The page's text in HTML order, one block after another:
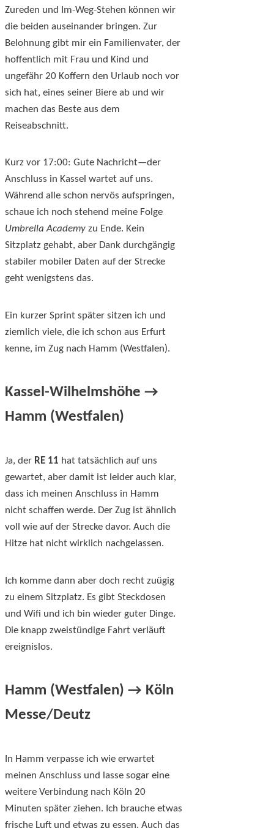
Zureden und Im-Weg-Stehen können wir
die beiden auseinander bringen. Zur
Belohnung gibt mir ein Familienvater, der
hoffentlich mit Frau und Kind und
ungefähr 20 Koffern den Urlaub noch vor
sich hat, eines seiner Biere ab und wir
machen das Beste aus dem
Reiseabschnitt.
Kurz vor 17:00: Gute Nachricht—der
Anschluss in Kassel wartet auf uns.
Während alle schon nervös aufspringen,
schaue ich noch stehend meine Folge
Umbrella Academy zu Ende. Kein
Sitzplatz gehabt, aber Dank durchgängig
stabiler mobiler Daten auf der Strecke
geht wenigstens das.
Ein kurzer Sprint später sitzen ich und
ziemlich viele, die ich schon aus Erfurt
kenne, im Zug nach Hamm (Westfalen).
Kassel-Wilhelmshöhe →
Hamm (Westfalen)
Ja, der RE 11 hat tatsächlich auf uns
gewartet, aber damit ist leider auch klar,
dass ich meinen Anschluss in Hamm
nicht schaffen werde. Der Zug ist ähnlich
voll wie auf der Strecke davor. Auch die
Hitze hat nicht wirklich nachgelassen.
Ich komme dann aber doch recht zuügig
zu einem Sitzplatz. Es gibt Steckdosen
und Wifi und ich bin wieder guter Dinge.
Die knapp zweistündige Fahrt verläuft
ereignislos.
Hamm (Westfalen) → Köln
Messe/Deutz
In Hamm verpasse ich wie erwartet
meinen Anschluss und lasse sogar eine
weitere Verbindung nach Köln 20
Minuten später ziehen. Ich brauche etwas
frische Luft und etwas zu essen. Auch das